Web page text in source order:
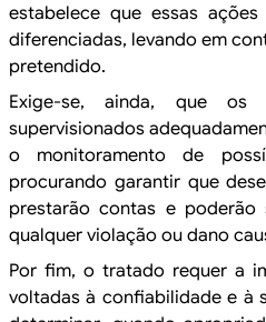
estabelece que essas
diferenciadas, levando em
pretendido.
Exige-se, ainda, que os
supervisionados
o monitoramento de
procurando garantir que
prestarão contas e poderão
qualquer violação ou dano
Por fim, o tratado requer a
voltadas à confiabilidade e à